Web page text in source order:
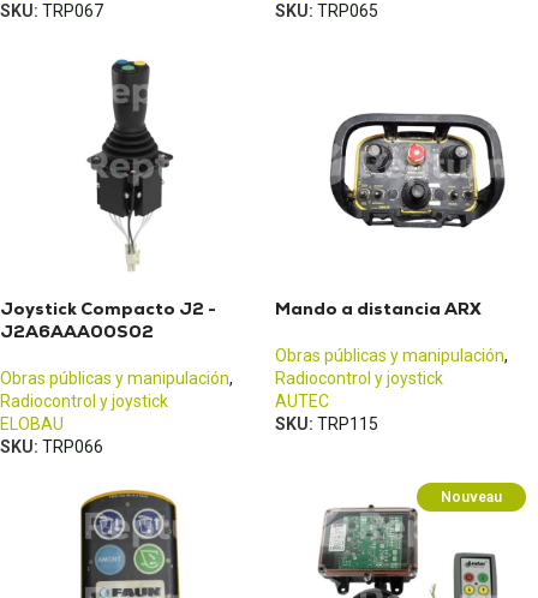
SKU: TRP067
SKU: TRP065
Joystick Compacto J2 -
J2A6AAA00S02
Obras públicas y manipulación,
Radiocontrol y joystick
ELOBAU
SKU: TRP066
Mando a distancia ARX
Obras públicas y manipulación,
Radiocontrol y joystick
AUTEC
SKU: TRP115
Nouveau